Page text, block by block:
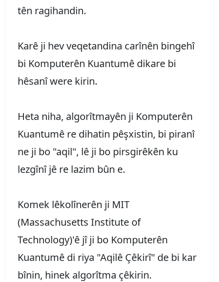
tên ragihandin.
Karê ji hev veqetandina carînên bingehî
bi Komputerên Kuantumê dikare bi
hêsanî were kirin.
Heta niha, algorîtmayên ji Komputerên
Kuantumê re dihatin pêşxistin, bi piranî
ne ji bo "aqil", lê ji bo pirsgirêkên ku
lezgînî jê re lazim bûn e.
Komek lêkolînerên ji MIT
(Massachusetts Institute of
Technology)'ê jî ji bo Komputerên
Kuantumê di riya "Aqilê Çêkirî" de bi kar
bînin, hinek algorîtma çêkirin.